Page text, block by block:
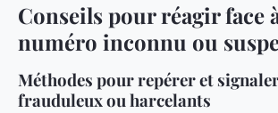
Conseils pour réagir face
numéro inconnu ou
Méthodes pour repérer et
frauduleux ou harcelants